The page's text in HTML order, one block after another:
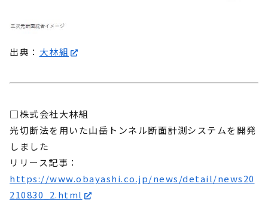
出典： 大林組
□株式会社大林組
光切断法を用いた山岳トンネル断面計測システムを開発
しました
リリース記事：
https://www.obayashi.co.jp/news/detail/news20
210830_2.html